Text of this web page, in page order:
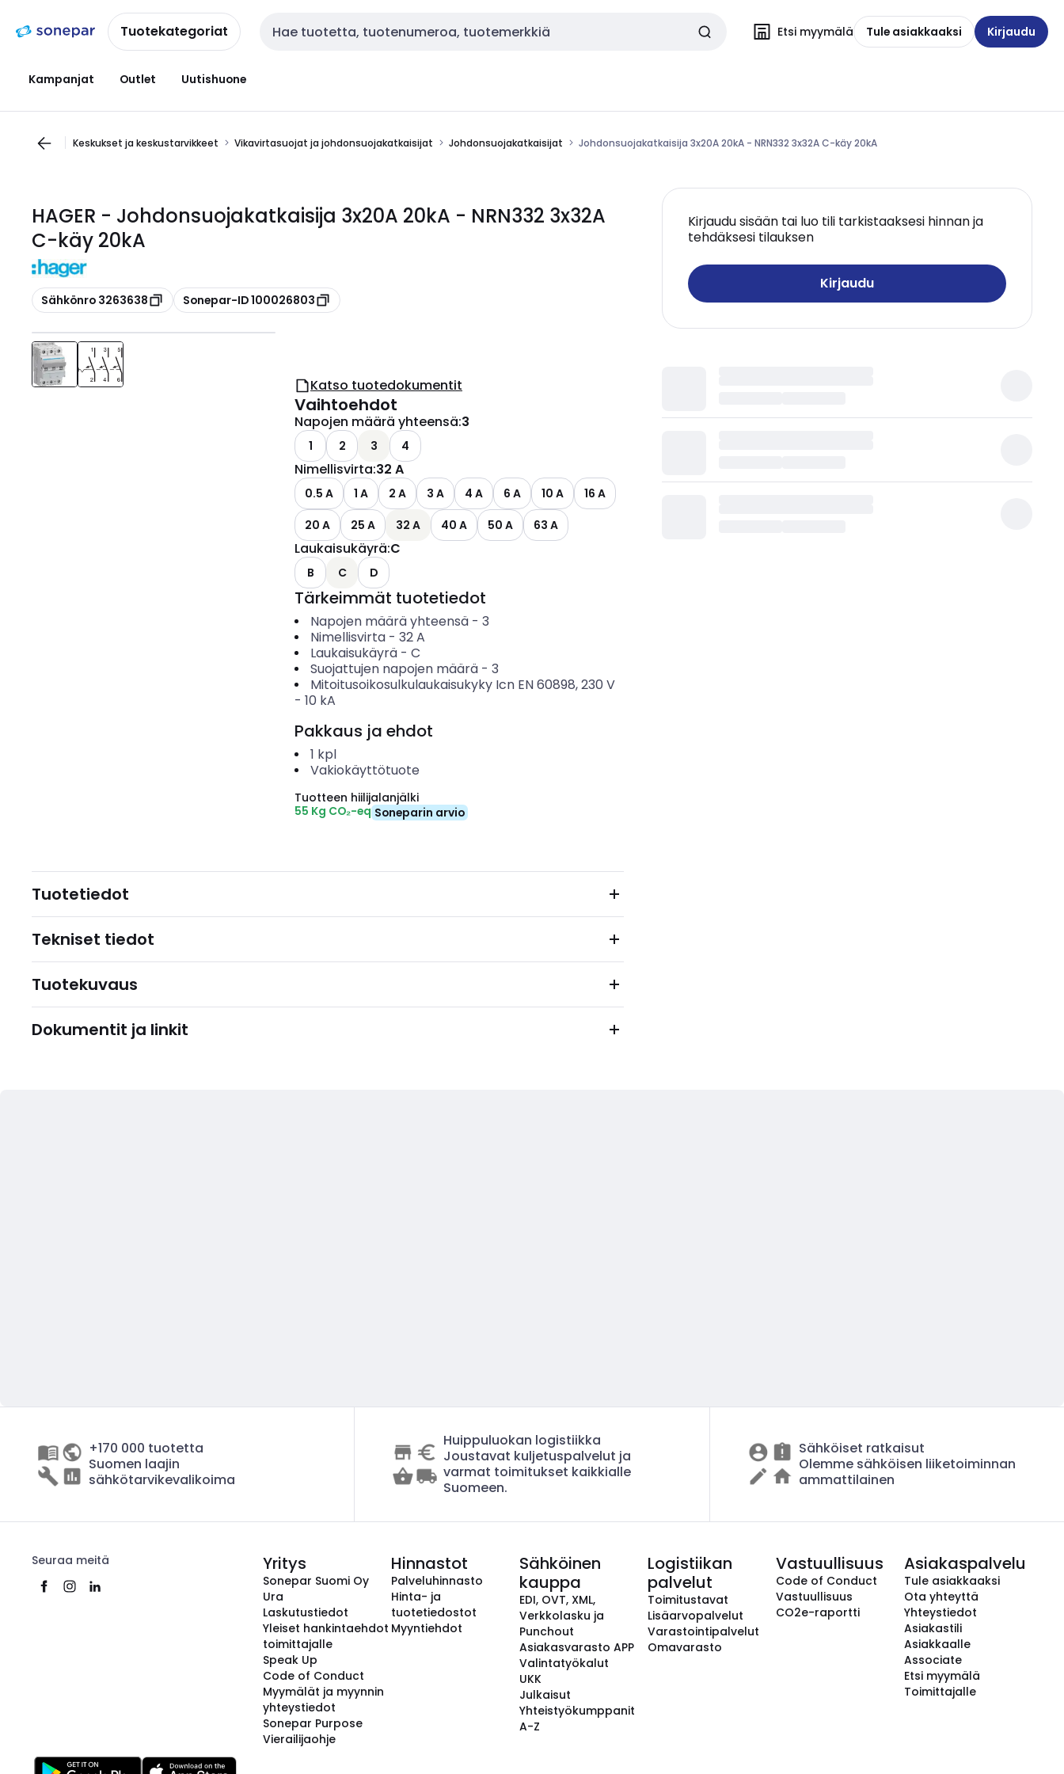
navigointiinsisältöönTuotekategoriat Haku Etsi myymälä Tule asiakkaaksi Kirjaudu
Kampanjat Outlet Uutishuone
Keskukset ja keskustarvikkeet Vikavirtasuojat ja johdonsuojakatkaisijat Johdonsuojakatkaisijat Johdonsuojakatkaisija 3x20A 20kA - NRN332 3x32A C-käy 20kA
HAGER - Johdonsuojakatkaisija 3x20A 20kA - NRN332 3x32A
C-käy 20kA
Kopioi
Sähkönro 3263638 Kopioi
Sonepar-ID 100026803
Kirjaudu sisään tai luo tili tarkistaaksesi hinnan ja
tehdäksesi tilauksen
Kirjaudu
Katso tuotedokumentit
Vaihtoehdot
Napojen määrä yhteensä:3
1 2 3 4
Nimellisvirta:32 A
0.5 A 1 A 2 A 3 A 4 A 6 A 10 A
16 A
20 A
25 A 32 A 40 A 50 A 63 A
Laukaisukäyrä:C
B C D
Tärkeimmät tuotetiedot
Napojen määrä yhteensä- 3
Nimellisvirta- 32A
Laukaisukäyrä- C
Suojattujen napojen määrä- 3
Mitoitusoikosulkulaukaisukyky Icn EN 60898, 230 V
- 10 kA
Pakkaus ja ehdot
1 kpl
Vakiokäyttötuote
Tuotteen hiilijalanjälki
55 Kg CO₂-eq Soneparin arvio
Tuotetiedot
Tekniset tiedot
Tuotekuvaus
Dokumentit ja linkit
+170 000 tuotetta
Suomen laajin
sähkötarvikevalikoima
Huippuluokan logistiikka
Joustavat kuljetuspalvelut ja
varmat toimitukset kaikkialle
Suomeen.
Sähköiset ratkaisut
Olemme sähköisen liiketoiminnan
ammattilainen
Seuraa meitä Yritys
Sonepar Suomi Oy
Ura
Laskutustiedot
Yleiset hankintaehdot
toimittajalle
Speak Up
Code of Conduct
Myymälät ja myynnin
yhteystiedot
Sonepar Purpose
Vierailijaohje
Hinnastot
Palveluhinnasto
Hinta- ja
tuotetiedostot
Myyntiehdot
Sähköinen
kauppa
EDI, OVT, XML,
Verkkolasku ja
Punchout
Asiakasvarasto APP
Valintatyökalut
UKK
Julkaisut
Yhteistyökumppanit
A-Z
Logistiikan
palvelut
Toimitustavat
Lisäarvopalvelut
Varastointipalvelut
Omavarasto
Vastuullisuus
Code of Conduct
Vastuullisuus
CO2e-raportti
Asiakaspalvelu
Tule asiakkaaksi
Ota yhteyttä
Yhteystiedot
Asiakastili
Asiakkaalle
Associate
Etsi myymälä
Toimittajalle